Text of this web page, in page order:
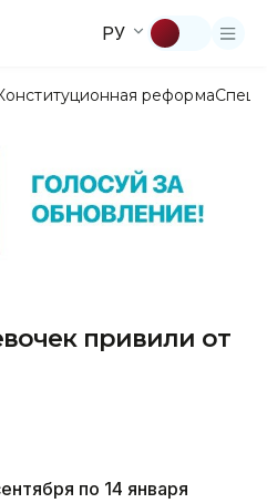
РУ
реформа
привили от
по 14 января